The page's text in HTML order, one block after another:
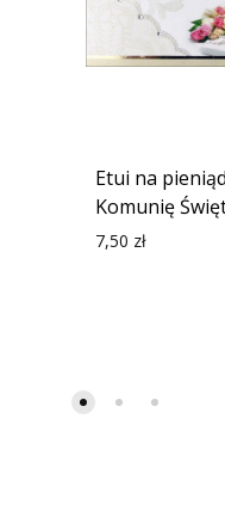
Etui na
Komunię
7,50 zł